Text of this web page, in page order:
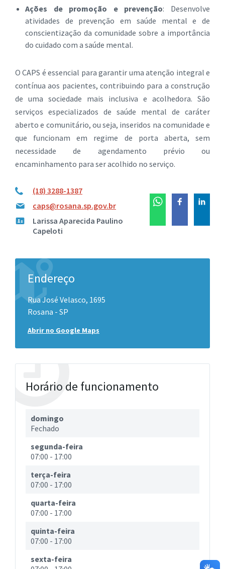
Ações de promoção e prevenção: Desenvolve
atividades de prevenção em saúde mental e de
conscientização da comunidade sobre a importância
do cuidado com a saúde mental.
O CAPS é essencial para garantir uma atenção integral e
contínua aos pacientes, contribuindo para a construção
de uma sociedade mais inclusiva e acolhedora. São
serviços especializados de saúde mental de caráter
aberto e comunitário, ou seja, inseridos na comunidade e
que funcionam em regime de porta aberta, sem
necessidade de agendamento prévio ou
encaminhamento para ser acolhido no serviço.
(18) 3288-1387
caps@rosana.sp.gov.br
Larissa Aparecida Paulino
Capeloti
Endereço
Rua José Velasco, 1695
Rosana - SP
Abrir no Google Maps
Horário de funcionamento
domingo
Fechado
segunda-feira
07:00 - 17:00
terça-feira
07:00 - 17:00
quarta-feira
07:00 - 17:00
quinta-feira
07:00 - 17:00
sexta-feira